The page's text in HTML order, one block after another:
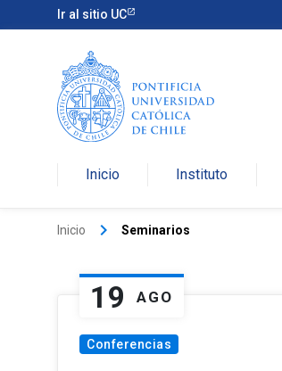
Ir al sitio UC
Inicio Instituto
Inicio keyboard_arrow_right Seminarios
19 AGO
Conferencias